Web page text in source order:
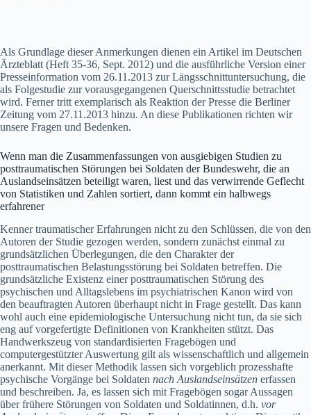
Als Grundlage dieser Anmerkungen dienen ein Artikel im Deutschen
Ärzteblatt (Heft 35-36, Sept. 2012) und die ausführliche Version einer
Presseinformation vom 26.11.2013 zur Längsschnittuntersuchung, die
als Folgestudie zur vorausgegangenen Querschnittsstudie betrachtet
wird. Ferner tritt exemplarisch als Reaktion der Presse die Berliner
Zeitung vom 27.11.2013 hinzu. An diese Publikationen richten wir
unsere Fragen und Bedenken.
Wenn man die Zusammenfassungen von ausgiebigen Studien zu
posttraumatischen Störungen bei Soldaten der Bundeswehr, die an
Auslandseinsätzen beteiligt waren, liest und das verwirrende Geflecht
von Statistiken und Zahlen sortiert, dann kommt ein halbwegs
erfahrener
Kenner traumatischer Erfahrungen nicht zu den Schlüssen, die von den
Autoren der Studie gezogen werden, sondern zunächst einmal zu
grundsätzlichen Überlegungen, die den Charakter der
posttraumatischen Belastungsstörung bei Soldaten betreffen. Die
grundsätzliche Existenz einer posttraumatischen Störung des
psychischen und Alltagslebens im psychiatrischen Kanon wird von
den beauftragten Autoren überhaupt nicht in Frage gestellt. Das kann
wohl auch eine epidemiologische Untersuchung nicht tun, da sie sich
eng auf vorgefertigte Definitionen von Krankheiten stützt. Das
Handwerkszeug von standardisierten Fragebögen und
computergestützter Auswertung gilt als wissenschaftlich und allgemein
anerkannt. Mit dieser Methodik lassen sich vorgeblich prozesshafte
psychische Vorgänge bei Soldaten nach Auslandseinsätzen erfassen
und beschreiben. Ja, es lassen sich mit Fragebögen sogar Aussagen
über frühere Störungen von Soldaten und Soldatinnen, d.h. vor